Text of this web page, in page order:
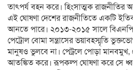
তাৎপর্য বহন করে। হিংসাত্মক রাজনীতির
এই ঘোষণা দেশের রাজনীতিতে একটি
আনতে পারে। ২০১৩-২০১৫ সালে
পেট্রোল বোমা সন্ত্রাসের ভয়াবহস্মৃতি
মানুষও ভুলবে না। পেট্রলে পোড়া
আতঙ্কিত করে। রূপকল্প ঘোষণা করে সে